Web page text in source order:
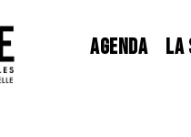
AGENDA LA